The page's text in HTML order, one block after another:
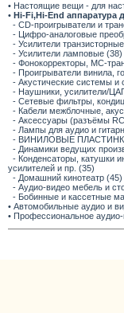
• Настоящие вещи - для
• Hi-Fi,Hi-End аппаратура
- CD-проигрыватели и
- Цифро-аналоговые
- Усилители
- Усилители ламповые (38)
- Фонокорректоры, МС-
- Проигрыватели винила,
- Акустические системы и
- Наушники, усилители/
- Сетевые фильтры,
- Кабели межблочные,
- Аксессуары (разъёмы
- Лампы для аудио и
- ВИНИЛОВЫЕ
- Динамики ведущих
- Конденсаторы, катушки
усилителей и пр. (35)
- Домашний кинотеатр (45)
- Аудио-видео мебель и
- Бобинные и кассетные
• Автомобильные аудио и
• Профессиональное